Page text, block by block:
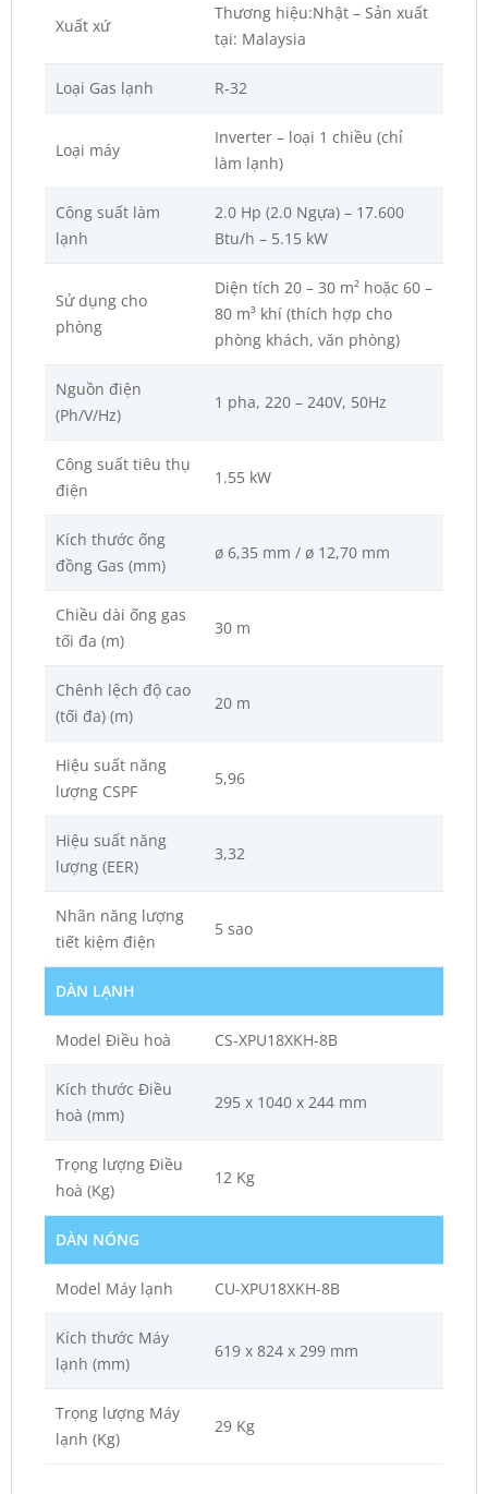
Xuất xứ
Thương hiệu:Nhật – Sản xuất
tại: Malaysia
Loại Gas lạnh R-32
Loại máy
Inverter – loại 1 chiều (chỉ
làm lạnh)
Công suất làm
lạnh
2.0 Hp (2.0 Ngựa) – 17.600
Btu/h – 5.15 kW
Sử dụng cho
phòng
Diện tích 20 – 30 m² hoặc 60 –
80 m³ khí (thích hợp cho
phòng khách, văn phòng)
Nguồn điện
(Ph/V/Hz)
1 pha, 220 – 240V, 50Hz
Công suất tiêu thụ
điện
1.55 kW
Kích thước ống
đồng Gas (mm)
ø 6,35 mm / ø 12,70 mm
Chiều dài ống gas
tối đa (m)
30 m
Chênh lệch độ cao
(tối đa) (m)
20 m
Hiệu suất năng
lượng CSPF
5,96
Hiệu suất năng
lượng (EER)
3,32
Nhãn năng lượng
tiết kiệm điện
5 sao
DÀN LẠNH
Model Điều hoà CS-XPU18XKH-8B
Kích thước Điều
hoà (mm)
295 x 1040 x 244 mm
Trọng lượng Điều
hoà (Kg)
12 Kg
DÀN NÓNG
Model Máy lạnh CU-XPU18XKH-8B
Kích thước Máy
lạnh (mm)
619 x 824 x 299 mm
Trọng lượng Máy
lạnh (Kg)
29 Kg